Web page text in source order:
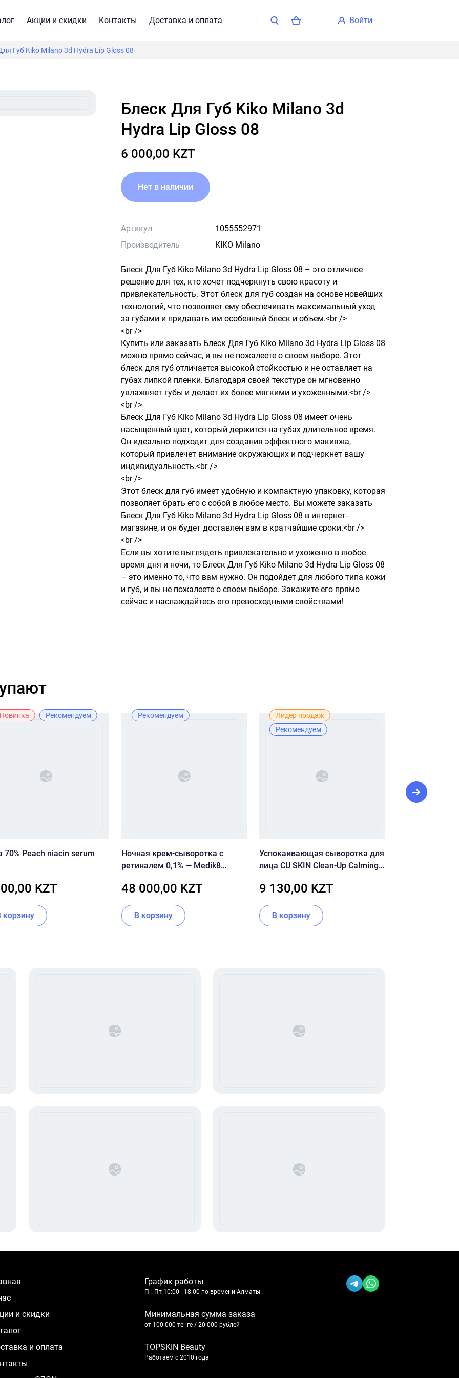
Акции и скидки Контакты Доставка и оплата войти
Губ Kiko Milano 3d Hydra Lip Gloss 08
Блеск Для Губ Kiko Milano 3d
Hydra Lip Gloss 08
6 000,00 KZT
Нет в наличии
Артикул
1055552971
Производитель
KIKO Milano
Блеск Для Губ Kiko Milano 3d Hydra Lip Gloss 08 – это отличное
решение для тех, кто хочет подчеркнуть свою красоту и
привлекательность. Этот блеск для губ создан на основе новейших
технологий, что позволяет ему обеспечивать максимальный уход
за губами и придавать им особенный блеск и объем.<br />
<br />
Купить или заказать Блеск Для Губ Kiko Milano 3d Hydra Lip Gloss 08
можно прямо сейчас, и вы не пожалеете о своем выборе. Этот
блеск для губ отличается высокой стойкостью и не оставляет на
губах липкой пленки. Благодаря своей текстуре он мгновенно
увлажняет губы и делает их более мягкими и ухоженными.<br />
<br />
Блеск Для Губ Kiko Milano 3d Hydra Lip Gloss 08 имеет очень
насыщенный цвет, который держится на губах длительное время.
Он идеально подходит для создания эффектного макияжа,
который привлечет внимание окружающих и подчеркнет вашу
индивидуальность.<br />
<br />
Этот блеск для губ имеет удобную и компактную упаковку, которая
позволяет брать его с собой в любое место. Вы можете заказать
Блеск Для Губ Kiko Milano 3d Hydra Lip Gloss 08 в интернет-
магазине, и он будет доставлен вам в кратчайшие сроки.<br />
<br />
Если вы хотите выглядеть привлекательно и ухоженно в любое
время дня и ночи, то Блеск Для Губ Kiko Milano 3d Hydra Lip Gloss 08
– это именно то, что вам нужно. Он подойдет для любого типа кожи
и губ, и вы не пожалеете о своем выборе. Закажите его прямо
сейчас и наслаждайтесь его превосходными свойствами!
Новинка Рекомендуем
70% Peach niacin serum
KZT
В корзину
Рекомендуем
Ночная крем-сыворотка с
ретиналем 0,1% — Medik8
48 000,00 KZT
В корзину
Лидер продаж
Рекомендуем
Успокаивающая сыворотка для
лица CU SKIN Clean-Up Calming
9 130,00 KZT
В корзину
нас
и скидки
и оплата
График работы
Пн-Пт 10:00 - 18:00 по времени Алматы
Минимальная сумма заказа
от 100 000 тенге / 20 000 рублей
TOPSKIN Beauty
Работаем с 2010 года